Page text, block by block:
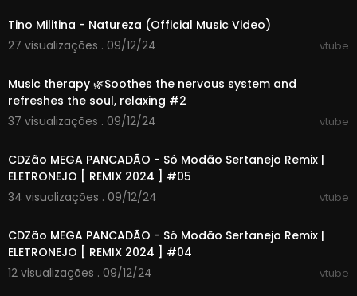
elaze
• Youtube:https://www.youtube.com/user/jayd
● Check Our Spotify Playlists:
• NEW EDM Friday: https://spoti.fi/2GWCXCt
• EDM Playlist:http://bit.do/EDMspotify
● Contact & Business Email: Melody4emotion[a
t]googlemail.com
#newyear #2024 #edm
Tino Militina - Natureza (Official Music Video)
27 visualizações . 09/12/24
vtube
Music therapy 🌿Soothes the nervous system and
refreshes the soul, relaxing #2
37 visualizações . 09/12/24
vtube
CDZão MEGA PANCADÃO - Só Modão Sertanejo Remix |
ELETRONEJO [ REMIX 2024 ] #05
34 visualizações . 09/12/24
vtube
CDZão MEGA PANCADÃO - Só Modão Sertanejo Remix |
ELETRONEJO [ REMIX 2024 ] #04
12 visualizações . 09/12/24
vtube